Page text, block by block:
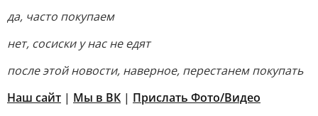
да, часто покупаем
нет, сосиски у нас не едят
после этой новости, наверное, перестанем покупать
Наш сайт | Мы в ВК | Прислать Фото/Видео